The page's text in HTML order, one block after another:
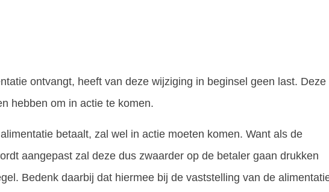
ontvangt, heeft van deze wijziging in beginsel geen last. Deze
hebben om in actie te komen.
betaalt, zal wel in actie moeten komen. Want als de
aangepast zal deze dus zwaarder op de betaler gaan drukken
Bedenk daarbij dat hiermee bij de vaststelling van de